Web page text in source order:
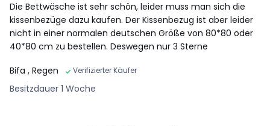
Die Bettwäsche ist sehr schön, leider muss man sich die
kissenbezüge dazu kaufen. Der Kissenbezug ist aber leider
nicht in einer normalen deutschen Größe von 80*80 oder
40*80 cm zu bestellen. Deswegen nur 3 Sterne
Bifa , Regen Verifizierter Käufer
Besitzdauer 1 Woche